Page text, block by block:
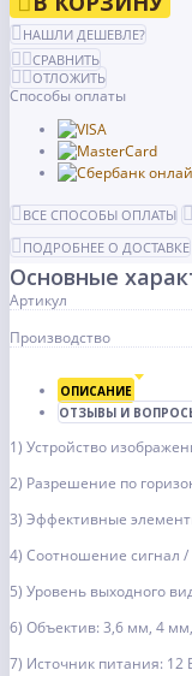
НАШЛИ ДЕШЕВЛЕ?
СРАВНИТЬ
ОТЛОЖИТЬ
Способы оплаты
ВСЕ СПОСОБЫ ОПЛАТЫ
ПОДРОБНЕЕ О ДОСТАВКЕ
Основные
Артикул
Производство
ОПИСАНИЕ
ОТЗЫВЫ И
1) Устройство
2) Разрешение по
3) Эффективные
4) Соотношение сигнал /
5) Уровень выходного
6) Объектив: 3,6 мм, 4
7) Источник питания: 12